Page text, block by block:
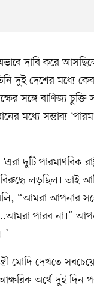
দাবি করে
দুই দেশের মধ্যে
সঙ্গে বাণিজ্য
মধ্যে সম্ভাব্য
দুটি পারমাণবিক
লড়ছিল। তাই আমি
“আমরা আপনার
পারব না।”
মোদি দেখতে
অর্থে দুই দিন